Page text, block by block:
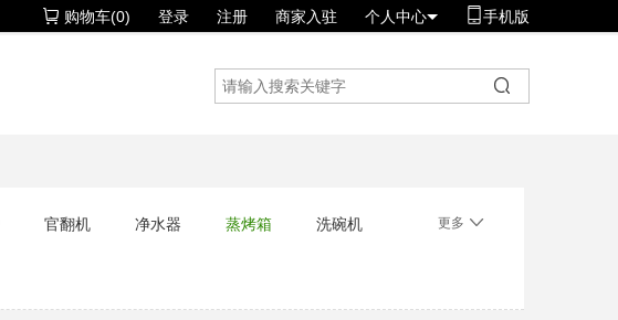
购物车(0) 登录 注册 商家入驻 个人中心 手机版
官翻机 净水器 蒸烤箱 洗碗机 更多